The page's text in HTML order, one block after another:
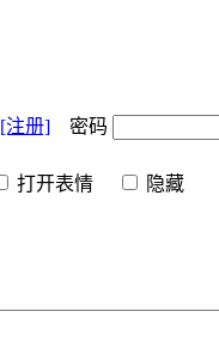
[注册] 密码
打开表情 隐